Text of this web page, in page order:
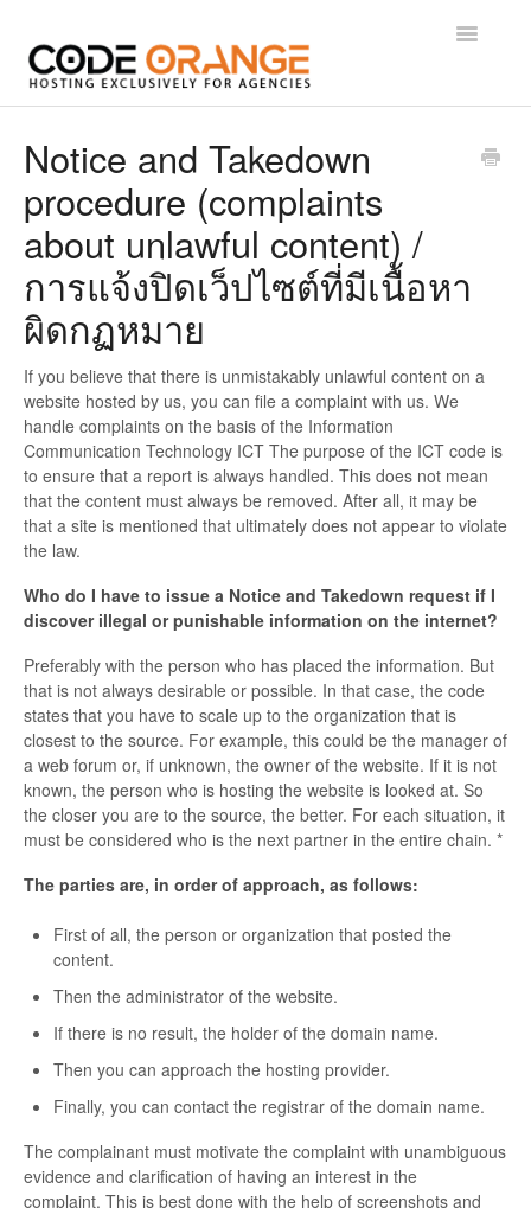
Toggle
WordPress
Control Panel
Email
Technical
Administrative
Notice and Takedown
procedure (complaints
about unlawful content) /
การแจ้งปิดเว็ปไซต์ที่มีเนื้อหา
ผิดกฏหมาย
If you believe that there is unmistakably unlawful content on a
website hosted by us, you can file a complaint with us. We
handle complaints on the basis of the Information
Communication Technology ICT The purpose of the ICT code is
to ensure that a report is always handled. This does not mean
that the content must always be removed. After all, it may be
that a site is mentioned that ultimately does not appear to violate
the law.
Who do I have to issue a Notice and Takedown request if I
discover illegal or punishable information on the internet?
Preferably with the person who has placed the information. But
that is not always desirable or possible. In that case, the code
states that you have to scale up to the organization that is
closest to the source. For example, this could be the manager of
a web forum or, if unknown, the owner of the website. If it is not
known, the person who is hosting the website is looked at. So
the closer you are to the source, the better. For each situation, it
must be considered who is the next partner in the entire chain. *
The parties are, in order of approach, as follows:
First of all, the person or organization that posted the
content.
Then the administrator of the website.
If there is no result, the holder of the domain name.
Then you can approach the hosting provider.
Finally, you can contact the registrar of the domain name.
The complainant must motivate the complaint with unambiguous
evidence and clarification of having an interest in the
complaint. This is best done with the help of screenshots and